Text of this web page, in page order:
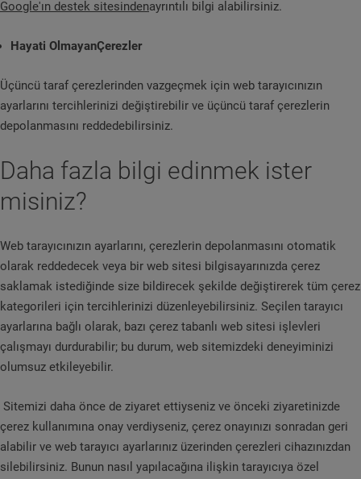
Google'ın destek sitesindenayrıntılı bilgi alabilirsiniz.
Hayati OlmayanÇerezler
Üçüncü taraf çerezlerinden vazgeçmek için web tarayıcınızın
ayarlarını tercihlerinizi değiştirebilir ve üçüncü taraf çerezlerin
depolanmasını reddedebilirsiniz.
Daha fazla bilgi edinmek ister
misiniz?
Web tarayıcınızın ayarlarını, çerezlerin depolanmasını otomatik
olarak reddedecek veya bir web sitesi bilgisayarınızda çerez
saklamak istediğinde size bildirecek şekilde değiştirerek tüm çerez
kategorileri için tercihlerinizi düzenleyebilirsiniz. Seçilen tarayıcı
ayarlarına bağlı olarak, bazı çerez tabanlı web sitesi işlevleri
çalışmayı durdurabilir; bu durum, web sitemizdeki deneyiminizi
olumsuz etkileyebilir.
Sitemizi daha önce de ziyaret ettiyseniz ve önceki ziyaretinizde
çerez kullanımına onay verdiyseniz, çerez onayınızı sonradan geri
alabilir ve web tarayıcı ayarlarınız üzerinden çerezleri cihazınızdan
silebilirsiniz. Bunun nasıl yapılacağına ilişkin tarayıcıya özel